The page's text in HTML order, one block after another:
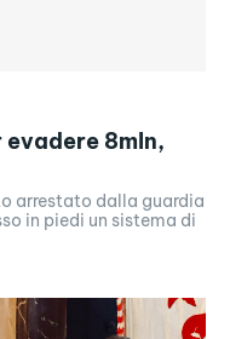
8mln,
arrestato dalla guardia
in piedi un sistema di